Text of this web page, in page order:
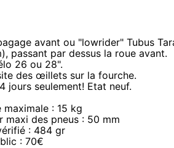
avant ou "lowrider" Tubus
passant par dessus la roue avant.
26 ou 28".
des œillets sur la fourche.
jours seulement! Etat neuf.
maximale : 15 kg
maxi des pneus : 50 mm
: 484 gr
: 70€